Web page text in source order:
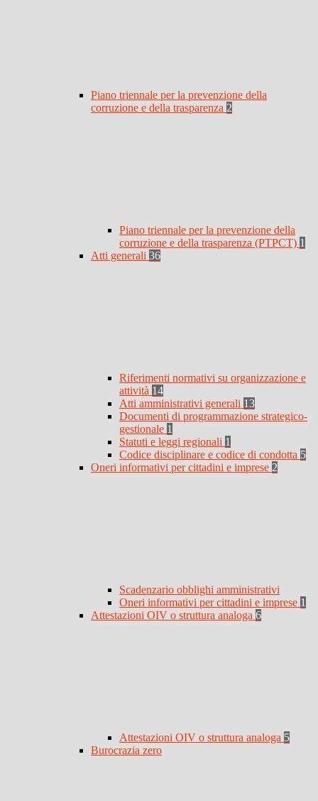
Piano triennale per la prevenzione della
corruzione e della trasparenza 2
Piano triennale per la prevenzione della
corruzione e della trasparenza (PTPCT) 1
Atti generali 36
Riferimenti normativi su organizzazione e
attività 14
Atti amministrativi generali 13
Documenti di programmazione strategico-
gestionale 1
Statuti e leggi regionali 1
Codice disciplinare e codice di condotta 5
Oneri informativi per cittadini e imprese 2
Scadenzario obblighi amministrativi
Oneri informativi per cittadini e imprese 1
Attestazioni OIV o struttura analoga 6
Attestazioni OIV o struttura analoga 5
Burocrazia zero